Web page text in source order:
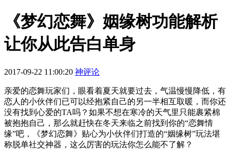
《梦幻恋舞》姻缘树功能解析
让你从此告白单身
2017-09-22 11:00:20 神评论
亲爱的恋舞玩家们，眼看着夏天就要过去，气温慢慢降低，有
恋人的小伙伴们已可以经抱紧自己的另一半相互取暖，而你还
没有找到心爱的TA吗？如果不想在寒冷的天气里只能裹紧棉
被抱抱自己，那么就赶快在冬天来临之前找到你的“恋舞情
缘”吧，《梦幻恋舞》贴心为小伙伴们打造的“姻缘树”玩法堪
称脱单社交神器，这么厉害的玩法你怎么能不了解？